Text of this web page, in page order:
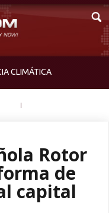
CLIMÁTICA
Rotor
de
capital